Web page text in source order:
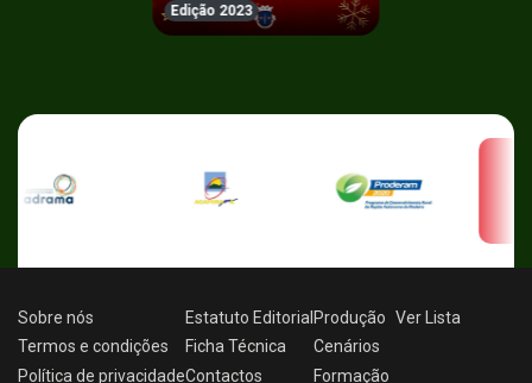
Edição 2023
Sobre nós
Termos e condições
Política de privacidade
Estatuto Editorial
Ficha Técnica
Contactos
Produção
Cenários
Formação
Ver Lista